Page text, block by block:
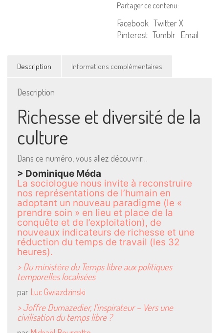
Idées,
Numérique
Partager ce contenu:
Facebook Twitter X
Pinterest Tumblr Email
Description Informations complémentaires
Description
Richesse et diversité de la
culture
Dans ce numéro, vous allez découvrir…
> Dominique Méda
La sociologue nous invite à reconstruire
nos représentations de l’humain en
adoptant un nouveau paradigme (le «
prendre soin » en lieu et place de la
conquête et de l’exploitation), de
nouveaux indicateurs de richesse et une
réduction du temps de travail (les 32
heures).
> Du ministère du Temps libre aux politiques
temporelles localisées
par Luc Gwiazdzinski
> Joffre Dumazedier, l’inspirateur – Vers une
civilisation du temps libre ?